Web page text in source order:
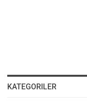
KATEGORILER